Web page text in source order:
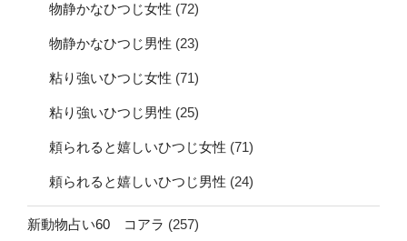
物静かなひつじ女性 (72)
物静かなひつじ男性 (23)
粘り強いひつじ女性 (71)
粘り強いひつじ男性 (25)
頼られると嬉しいひつじ女性 (71)
頼られると嬉しいひつじ男性 (24)
新動物占い60 コアラ (257)